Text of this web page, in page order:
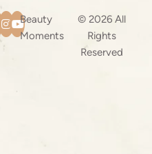
Beauty
Moments
© 2026 All
Rights
Reserved